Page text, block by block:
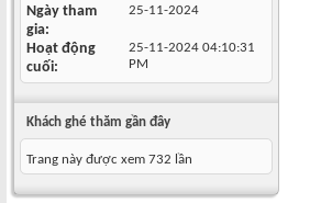
Ngày tham
gia
25-11-2024
Hoạt động
cuối
25-11-2024 04:10:31
PM
Khách ghé thăm gần đây
Trang này được xem 732 lần